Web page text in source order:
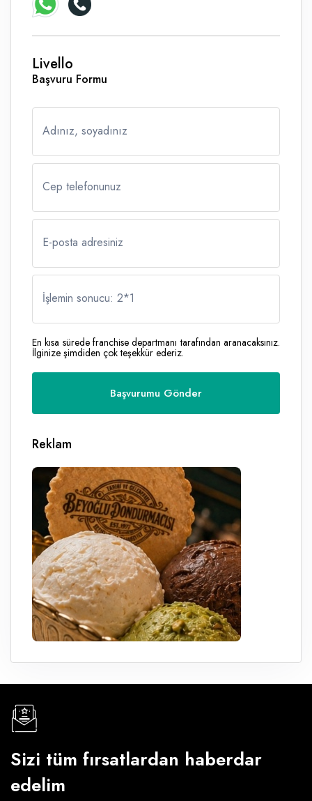
Livello
Başvuru Formu
Adınız, soyadınız
Cep telefonunuz
E-posta adresiniz
İşlemin sonucu: 2*1
En kısa sürede franchise departmanı tarafından aranacaksınız.
İlginize şimdiden çok teşekkür ederiz.
Reklam
Sizi tüm fırsatlardan haberdar
edelim